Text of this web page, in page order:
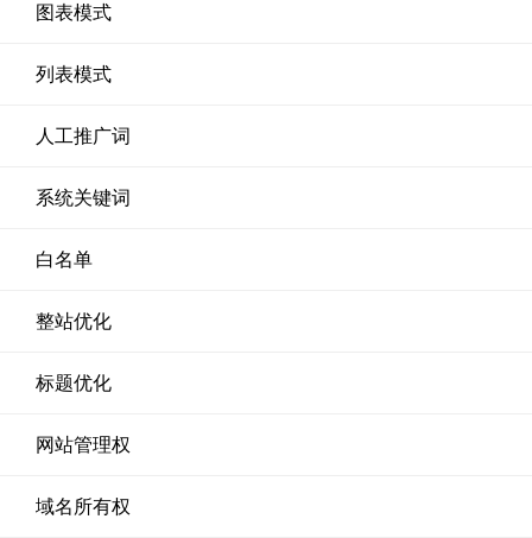
图表模式
列表模式
人工推广词
系统关键词
白名单
整站优化
标题优化
网站管理权
域名所有权